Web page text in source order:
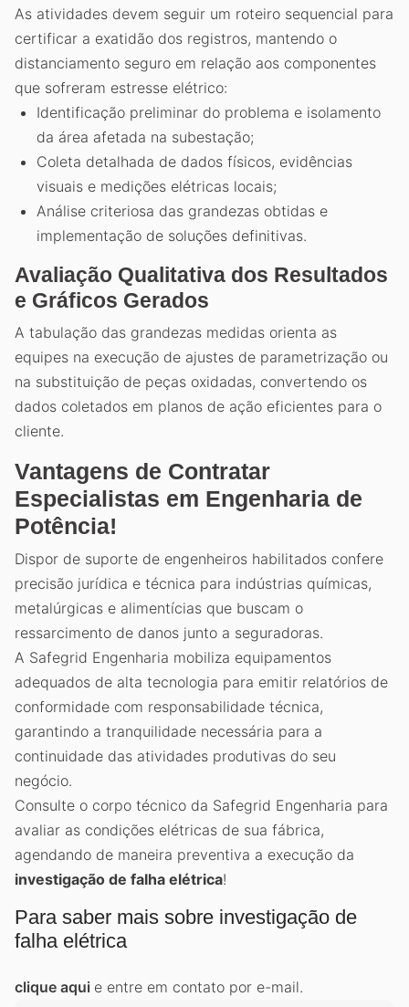
As atividades devem seguir um roteiro sequencial para
certificar a exatidão dos registros, mantendo o
distanciamento seguro em relação aos componentes
que sofreram estresse elétrico:
Identificação preliminar do problema e isolamento
da área afetada na subestação;
Coleta detalhada de dados físicos, evidências
visuais e medições elétricas locais;
Análise criteriosa das grandezas obtidas e
implementação de soluções definitivas.
Avaliação Qualitativa dos Resultados
e Gráficos Gerados
A tabulação das grandezas medidas orienta as
equipes na execução de ajustes de parametrização ou
na substituição de peças oxidadas, convertendo os
dados coletados em planos de ação eficientes para o
cliente.
Vantagens de Contratar
Especialistas em Engenharia de
Potência!
Dispor de suporte de engenheiros habilitados confere
precisão jurídica e técnica para indústrias químicas,
metalúrgicas e alimentícias que buscam o
ressarcimento de danos junto a seguradoras.
A Safegrid Engenharia mobiliza equipamentos
adequados de alta tecnologia para emitir relatórios de
conformidade com responsabilidade técnica,
garantindo a tranquilidade necessária para a
continuidade das atividades produtivas do seu
negócio.
Consulte o corpo técnico da Safegrid Engenharia para
avaliar as condições elétricas de sua fábrica,
agendando de maneira preventiva a execução da
investigação de falha elétrica!
Para saber mais sobre investigação de
falha elétrica
clique aqui e entre em contato por e-mail.